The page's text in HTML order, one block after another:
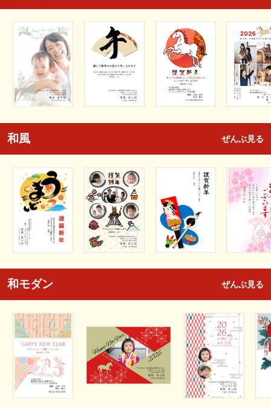
和風 ぜんぶ見る
和モダン ぜんぶ見る